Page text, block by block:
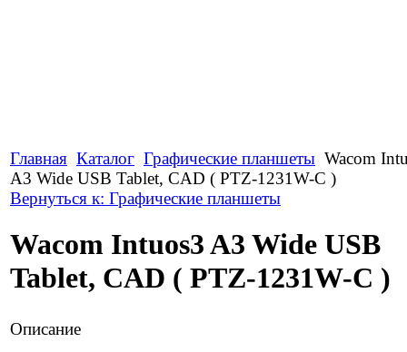
Главная Каталог Графические планшеты Wacom
A3 Wide USB Tablet, CAD ( PTZ-1231W-C )
Вернуться к: Графические планшеты
Wacom Intuos3 A3 Wide USB
Tablet, CAD ( PTZ-1231W-C )
Описание